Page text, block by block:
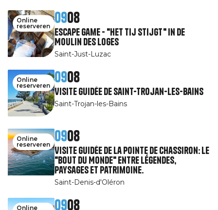
Online
reserveren
0908
Escape Game - "Het tij stijgt" in de
Moulin des Loges
Saint-Just-Luzac
Online
reserveren
0908
Visite guidée de Saint-Trojan-les-Bains
Saint-Trojan-les-Bains
Online
reserveren
0908
Visite guidée de la pointe de Chassiron: le
"Bout du Monde" entre légendes,
paysages et patrimoine.
Saint-Denis-d'Oléron
Online
0908